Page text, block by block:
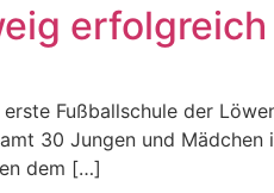
Fußballschule der
30 Jungen und
dem […]